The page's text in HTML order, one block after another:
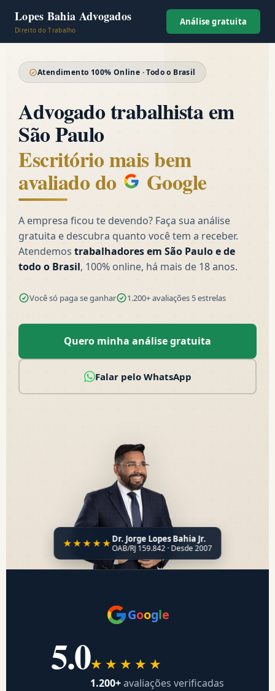
Lopes Bahia Advogados
Direito do Trabalho
Análise gratuita
Atendimento 100% Online · Todo o Brasil
Advogado trabalhista em
São Paulo
Escritório mais bem
avaliado do Google
A empresa ficou te devendo? Faça sua análise
gratuita e descubra quanto você tem a receber.
Atendemos trabalhadores em São Paulo e de
todo o Brasil, 100% online, há mais de 18 anos.
Você só paga se ganhar 1.200+ avaliações 5 estrelas
Quero minha análise gratuita
Falar pelo WhatsApp
★★★★★Dr. Jorge Lopes Bahia Jr.
OAB/RJ 159.842 · Desde 2007
Google
5.0★★★★★
1.200+avaliações verificadas